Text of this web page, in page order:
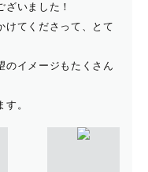
いました！
けてくださって、とて
のイメージもたくさん
。